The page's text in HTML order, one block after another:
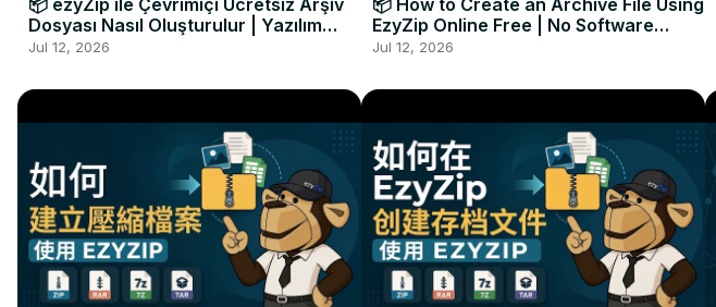
Dosyası Nasıl Oluşturulur | Yazılım
Kurulumu Gerekmez
Jul 12, 2026
EzyZip Online Free | No Software
Installation Required
Jul 12, 2026